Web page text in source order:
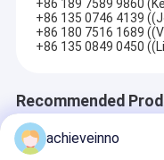
+86 189 7589 9860
+86 135 0746 4139
+86 180 7516 1689
+86 135 0849 0450
Recommended
achieveinno